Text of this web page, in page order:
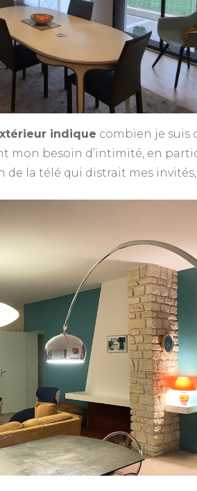
indique combien je suis
mon besoin d’intimité, en
de la télé qui distrait mes